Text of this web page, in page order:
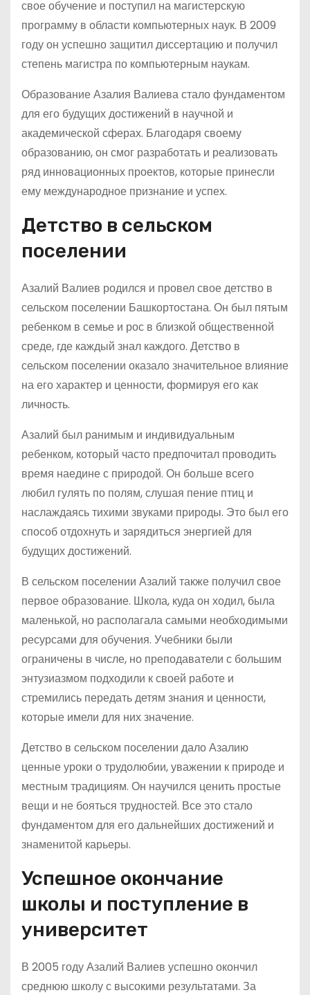
свое обучение и поступил на магистерскую
программу в области компьютерных наук. В 2009
году он успешно защитил диссертацию и получил
степень магистра по компьютерным наукам.
Образование Азалия Валиева стало фундаментом
для его будущих достижений в научной и
академической сферах. Благодаря своему
образованию, он смог разработать и реализовать
ряд инновационных проектов, которые принесли
ему международное признание и успех.
Детство в сельском
поселении
Азалий Валиев родился и провел свое детство в
сельском поселении Башкортостана. Он был пятым
ребенком в семье и рос в близкой общественной
среде, где каждый знал каждого. Детство в
сельском поселении оказало значительное влияние
на его характер и ценности, формируя его как
личность.
Азалий был ранимым и индивидуальным
ребенком, который часто предпочитал проводить
время наедине с природой. Он больше всего
любил гулять по полям, слушая пение птиц и
наслаждаясь тихими звуками природы. Это был его
способ отдохнуть и зарядиться энергией для
будущих достижений.
В сельском поселении Азалий также получил свое
первое образование. Школа, куда он ходил, была
маленькой, но располагала самыми необходимыми
ресурсами для обучения. Учебники были
ограничены в числе, но преподаватели с большим
энтузиазмом подходили к своей работе и
стремились передать детям знания и ценности,
которые имели для них значение.
Детство в сельском поселении дало Азалию
ценные уроки о трудолюбии, уважении к природе и
местным традициям. Он научился ценить простые
вещи и не бояться трудностей. Все это стало
фундаментом для его дальнейших достижений и
знаменитой карьеры.
Успешное окончание
школы и поступление в
университет
В 2005 году Азалий Валиев успешно окончил
среднюю школу с высокими результатами. За